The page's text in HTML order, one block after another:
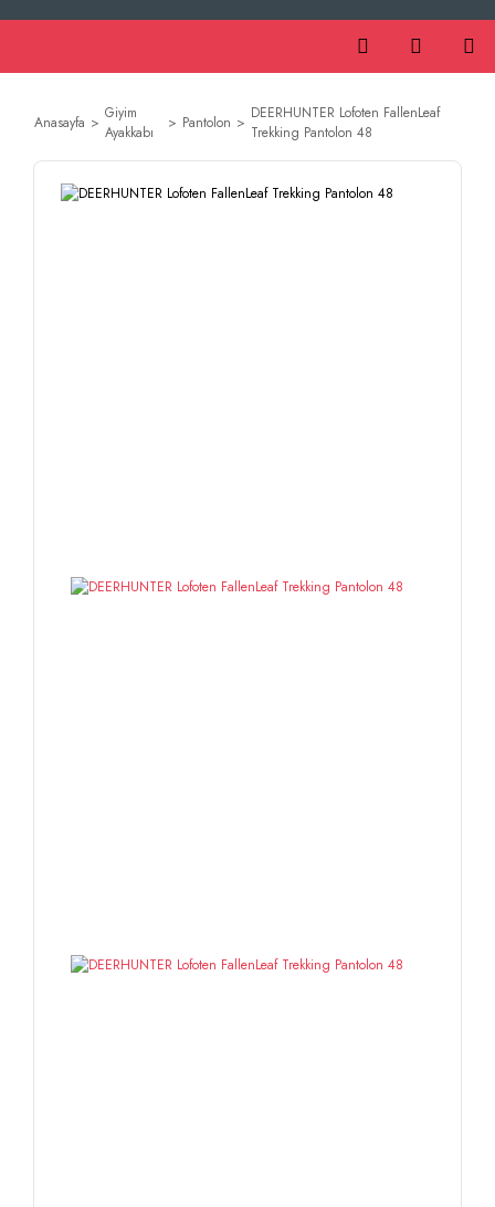
Anasayfa
Giyim
Ayakkabı
Pantolon
DEERHUNTER Lofoten FallenLeaf
Trekking Pantolon 48